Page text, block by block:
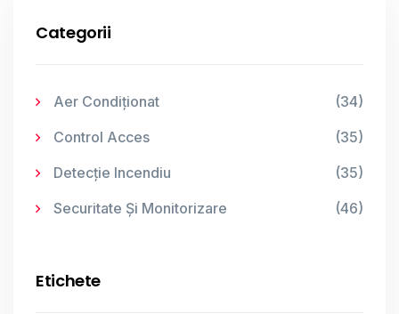
Categorii
Aer Condiționat (34)
Control Acces (35)
Detecție Incendiu (35)
Securitate Și Monitorizare (46)
Etichete